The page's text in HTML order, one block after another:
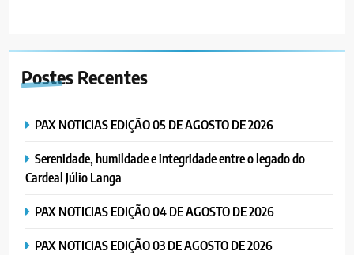
Postes Recentes
PAX NOTICIAS EDIÇÃO 05 DE AGOSTO DE 2026
Serenidade, humildade e integridade entre o legado do
Cardeal Júlio Langa
PAX NOTICIAS EDIÇÃO 04 DE AGOSTO DE 2026
PAX NOTICIAS EDIÇÃO 03 DE AGOSTO DE 2026